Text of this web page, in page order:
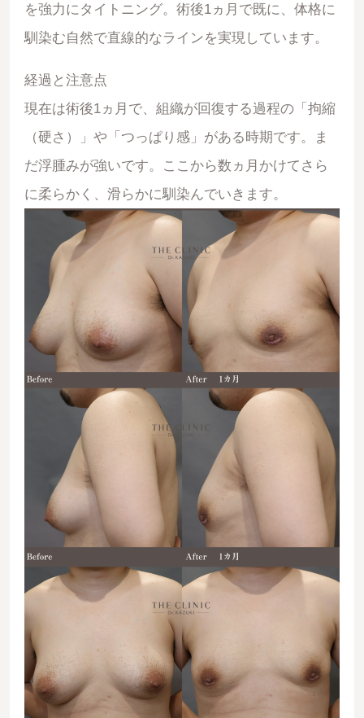
を強力にタイトニング。術後1ヵ月で既に、体格に
馴染む自然で直線的なラインを実現しています。
経過と注意点
現在は術後1ヵ月で、組織が回復する過程の「拘縮
（硬さ）」や「つっぱり感」がある時期です。ま
だ浮腫みが強いです。ここから数ヵ月かけてさら
に柔らかく、滑らかに馴染んでいきます。